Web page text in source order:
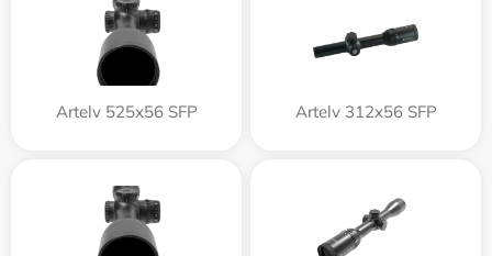
Artelv 525x56 SFP Artelv 312x56 SFP